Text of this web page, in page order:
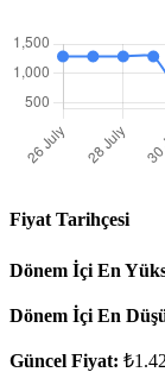
Fiyat Tarihçesi
Dönem İçi En
Dönem İçi En
Güncel Fiyat: